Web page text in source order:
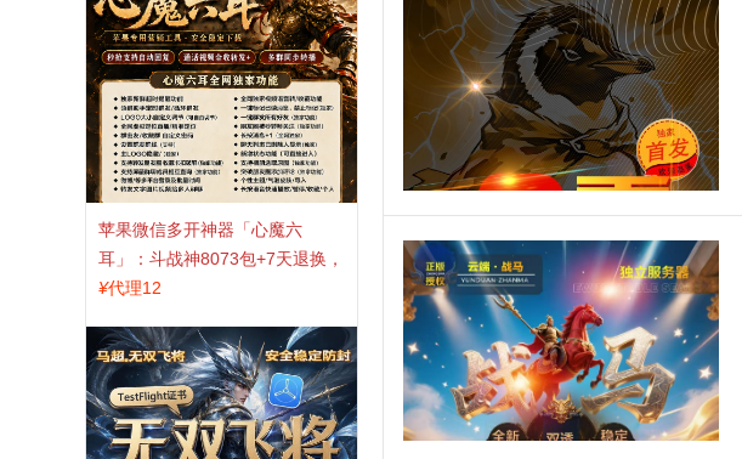
苹果微信多开神器「心魔六
耳」：斗战神8073包+7天退换，
认准拍拍卡激活码商城
¥代理12